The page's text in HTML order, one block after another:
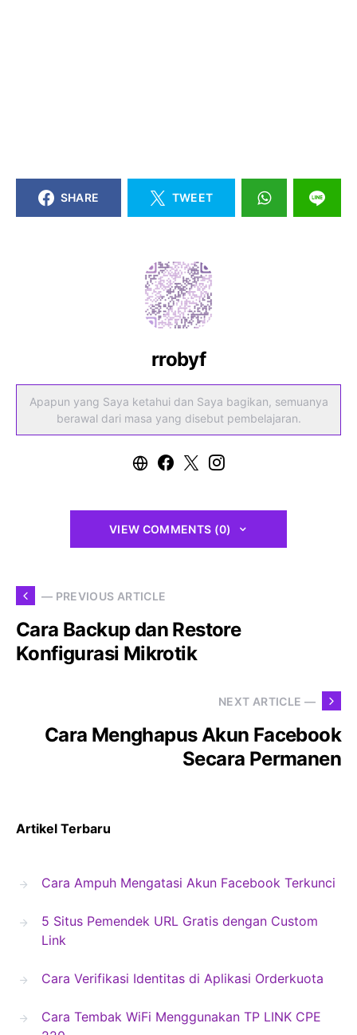
SHARE TWEET
rrobyf
Apapun yang Saya ketahui dan Saya bagikan, semuanya
berawal dari masa yang disebut pembelajaran.
VIEW COMMENTS (0)
— PREVIOUS ARTICLE
Cara Backup dan Restore
Konfigurasi Mikrotik
NEXT ARTICLE —
Cara Menghapus Akun Facebook
Secara Permanen
Artikel Terbaru
Cara Ampuh Mengatasi Akun Facebook Terkunci
5 Situs Pemendek URL Gratis dengan Custom
Link
Cara Verifikasi Identitas di Aplikasi Orderkuota
Cara Tembak WiFi Menggunakan TP LINK CPE